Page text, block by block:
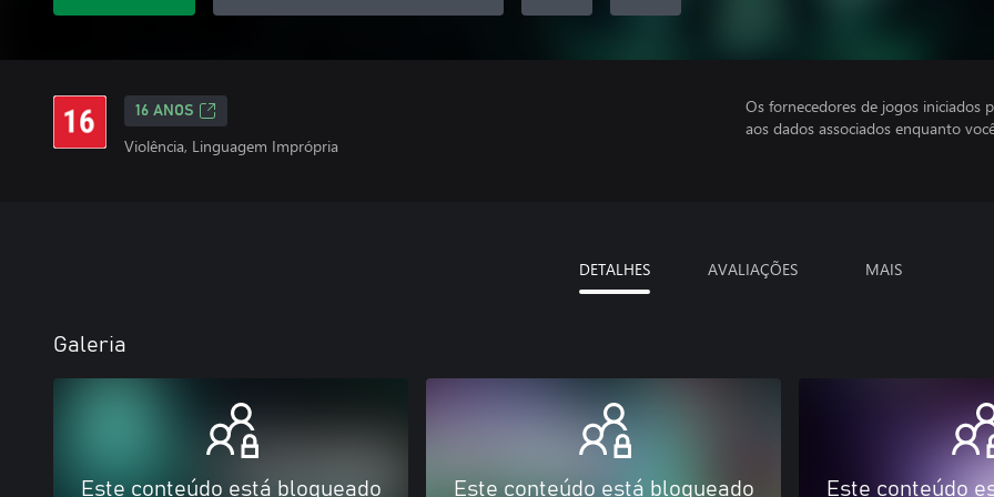
16 ANOS
Violência, Linguagem Imprópria
Os fornecedores de jogos iniciados
aos dados associados enquanto
DETALHES AVALIAÇÕES MAIS
Galeria
Este conteúdo está bloqueado Este conteúdo está bloqueado Este conteúdo